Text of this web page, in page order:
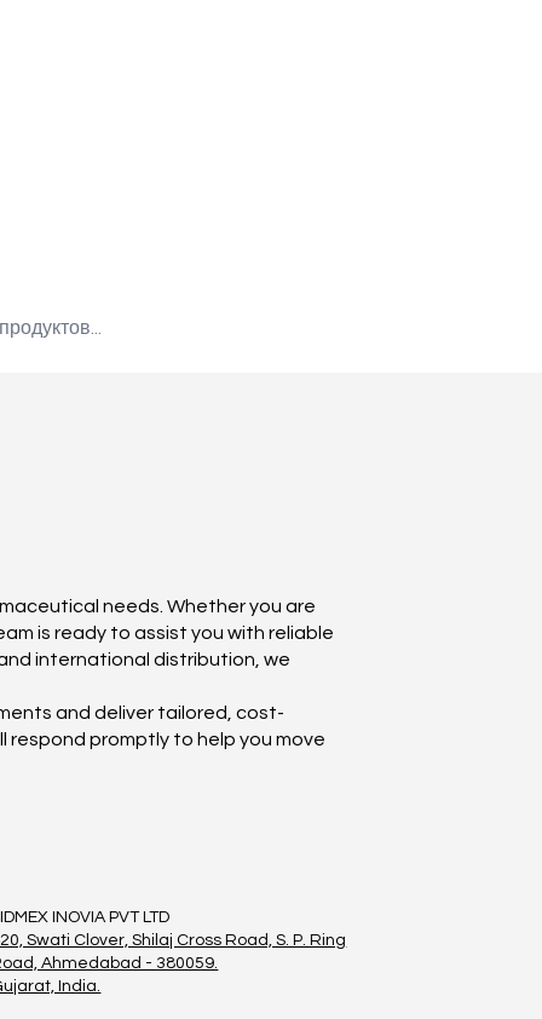
needs. Whether you are
is ready to assist you with reliable
international distribution, we
and deliver tailored, cost-
promptly to help you move
INOVIA PVT LTD
Swati Clover, Shilaj Cross Road, S. P. Ring
Ahmedabad - 380059.
India.